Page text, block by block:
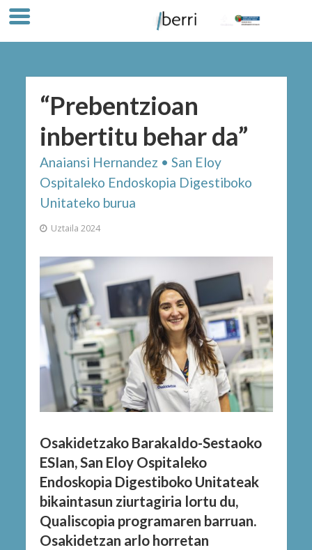
“Prebentzioan
inbertitu behar da”
Anaiansi Hernandez • San Eloy
Ospitaleko Endoskopia Digestiboko
Unitateko burua
Uztaila 2024
Osakidetzako Barakaldo-Sestaoko
ESIan, San Eloy Ospitaleko
Endoskopia Digestiboko Unitateak
bikaintasun ziurtagiria lortu du,
Qualiscopia programaren barruan.
Osakidetzan arlo horretan